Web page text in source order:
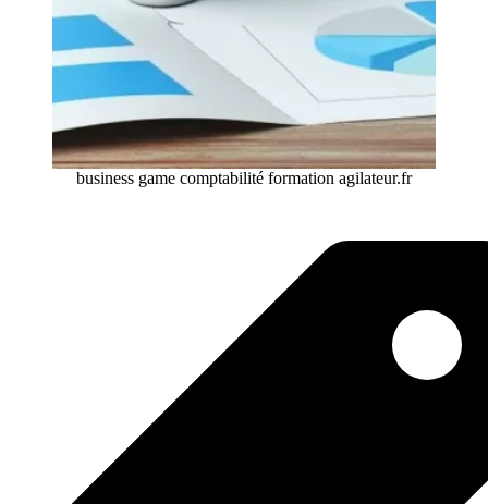
business game comptabilité formation agilateur.fr